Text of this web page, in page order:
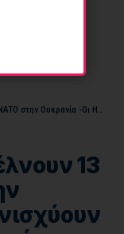
το Κίεβο με «σοβιετικά» οπλικά συστήματα
13